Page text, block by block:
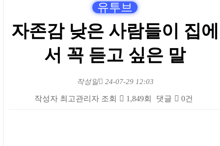
유투브
자존감 낮은 사람들이 집에
서 꼭 듣고 싶은 말
작성일 24-07-29 12:03
작성자 최고관리자 조회 1,849회 댓글 0건